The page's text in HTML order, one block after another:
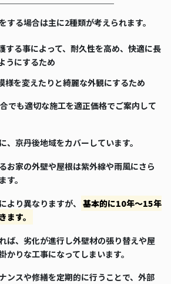
する場合は主に2種類が考えられます。
する事によって、耐久性を高め、快適に長
うにするため
様を変えたりと綺麗な外観にするため
でも適切な施工を適正価格でご案内して
、京丹後地域をカバーしています。
お家の外壁や屋根は紫外線や雨風にさら
す。
より異なりますが、 基本的に10年～15年
ます。
ば、劣化が進行し外壁材の張り替えや屋
かりな工事になってしまいます。
ンスや修繕を定期的に行うことで、外部